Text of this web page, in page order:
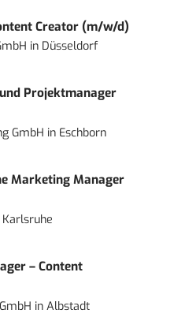
Creator (m/w/d)
in Düsseldorf
Projektmanager
GmbH in Eschborn
Marketing Manager
Karlsruhe
– Content
inAlbstadt